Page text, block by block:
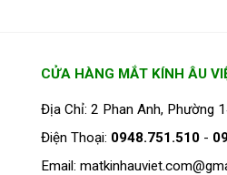
CỬA HÀNG MẮT KÍNH ÂU
Địa Chỉ: 2 Phan Anh, Phường
Điện Thoại: 0948.751.510 -
Email: